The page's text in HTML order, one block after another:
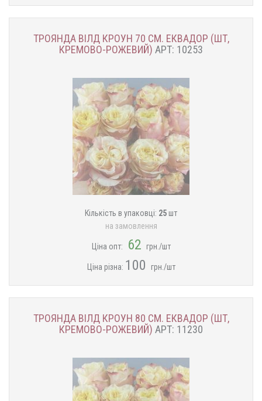
ТРОЯНДА ВІЛД КРОУН 70 СМ. ЕКВАДОР (ШТ,
КРЕМОВО-РОЖЕВИЙ) АРТ: 10253
Кількість в упаковці: 25 шт
на замовлення
Ціна опт: 62 грн./шт
Ціна різна: 100 грн./шт
ТРОЯНДА ВІЛД КРОУН 80 СМ. ЕКВАДОР (ШТ,
КРЕМОВО-РОЖЕВИЙ) АРТ: 11230